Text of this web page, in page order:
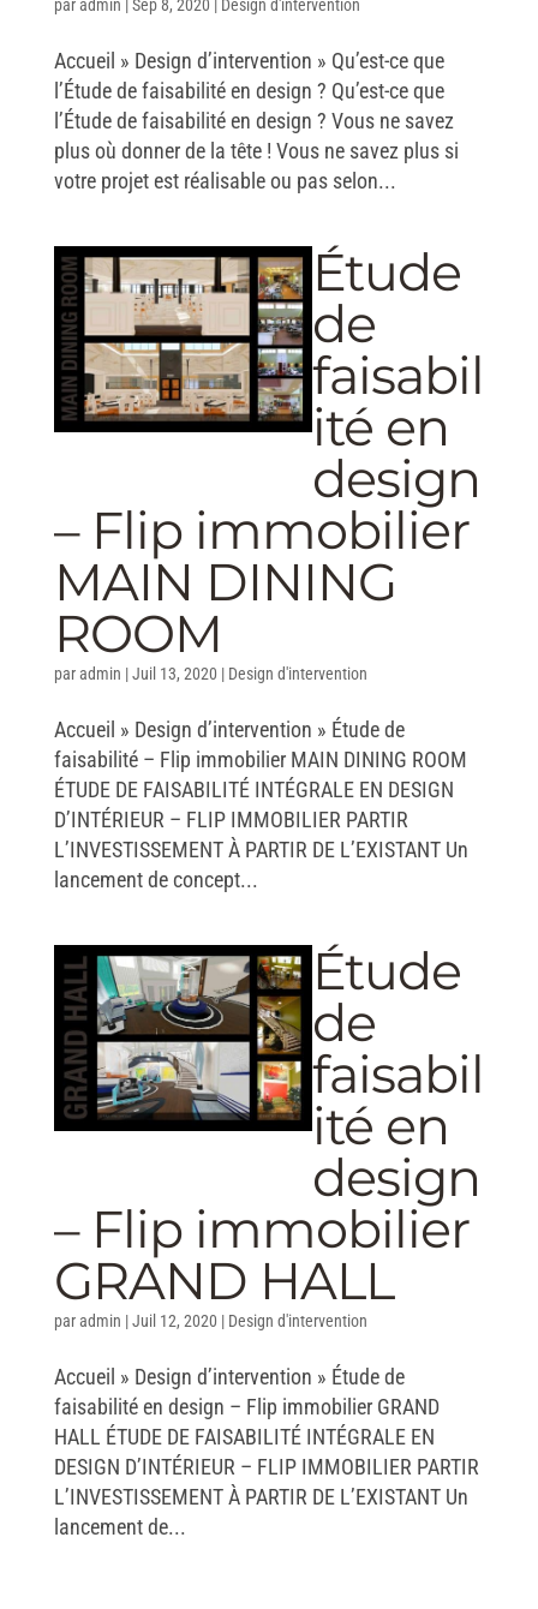
paradmin |Sep 8, 2020 | Design d'intervention
Accueil » Design d’intervention » Qu’est-ce que
l’Étude de faisabilité en design ? Qu’est-ce que
l’Étude de faisabilité en design ? Vous ne savez
plus où donner de la tête ! Vous ne savez plus si
votre projet est réalisable ou pas selon...
Étude
de
faisabil
ité en
design
– Flip immobilier
MAIN DINING
ROOM
paradmin |Juil 13, 2020 | Design d'intervention
Accueil » Design d’intervention » Étude de
faisabilité – Flip immobilier MAIN DINING ROOM
ÉTUDE DE FAISABILITÉ INTÉGRALE EN DESIGN
D’INTÉRIEUR – FLIP IMMOBILIER PARTIR
L’INVESTISSEMENT À PARTIR DE L’EXISTANT Un
lancement de concept...
Étude
de
faisabil
ité en
design
– Flip immobilier
GRAND HALL
paradmin |Juil 12, 2020 | Design d'intervention
Accueil » Design d’intervention » Étude de
faisabilité en design – Flip immobilier GRAND
HALL ÉTUDE DE FAISABILITÉ INTÉGRALE EN
DESIGN D’INTÉRIEUR – FLIP IMMOBILIER PARTIR
L’INVESTISSEMENT À PARTIR DE L’EXISTANT Un
lancement de...